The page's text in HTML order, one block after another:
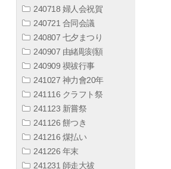
240718 婦人会祝賀
240721 合同会議
240807 七夕まつり
240907 由緒彫刻額
240909 禊祓行事
241027 神力會20年
241116 クラフト祭
241123 新嘗祭
241126 餅つき
241216 煤払い
241226 年末
241231 師走大祓